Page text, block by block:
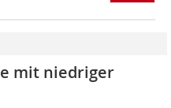
mit niedriger